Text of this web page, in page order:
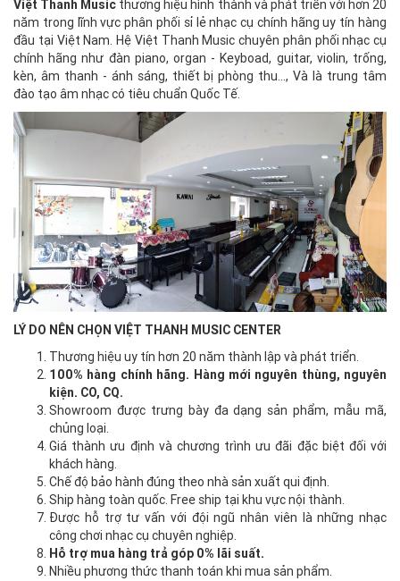
Việt Thanh Music thương hiệu hình thành và phát triển với hơn 20
năm trong lĩnh vực phân phối sỉ lẻ nhạc cụ chính hãng uy tín hàng
đầu tại Việt Nam. Hệ Việt Thanh Music chuyên phân phối nhạc cụ
chính hãng như đàn piano, organ - Keyboad, guitar, violin, trống,
kèn, âm thanh - ánh sáng, thiết bị phòng thu..., Và là trung tâm
đào tạo âm nhạc có tiêu chuẩn Quốc Tế.
LÝ DO NÊN CHỌN VIỆT THANH MUSIC CENTER
Thương hiệu uy tín hơn 20 năm thành lập và phát triển.
100% hàng chính hãng. Hàng mới nguyên thùng, nguyên
kiện. CO, CQ.
Showroom được trưng bày đa dạng sản phẩm, mẫu mã,
chủng loại.
Giá thành ưu định và chương trình ưu đãi đặc biệt đối với
khách hàng.
Chế độ bảo hành đúng theo nhà sản xuất qui định.
Ship hàng toàn quốc. Free ship tại khu vực nội thành.
Được hỗ trợ tư vấn với đội ngũ nhân viên là những nhạc
công chơi nhạc cụ chuyên nghiệp.
Hỗ trợ mua hàng trả góp 0% lãi suất.
Nhiều phương thức thanh toán khi mua sản phẩm.